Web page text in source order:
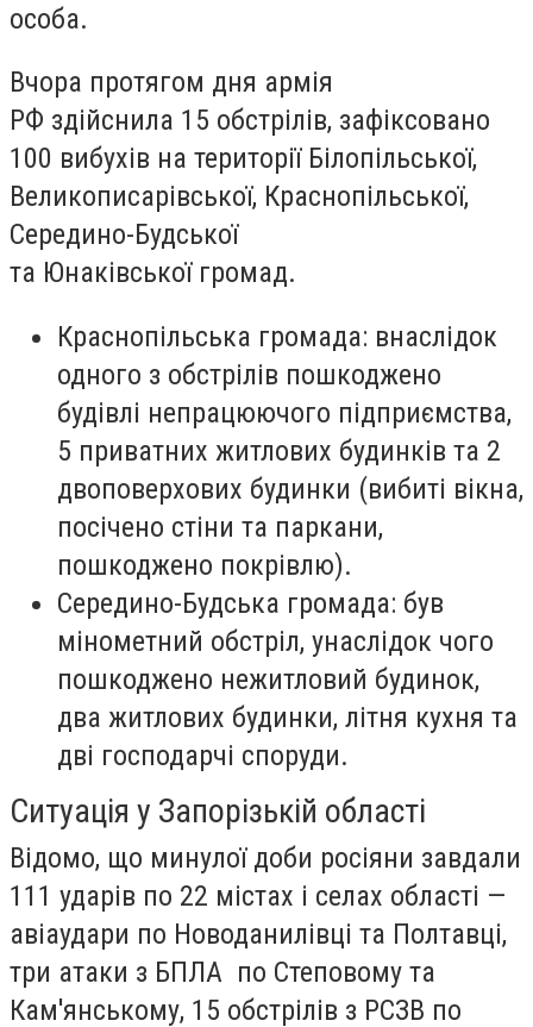
особа.
Вчора протягом дня армія
РФ здійснила 15 обстрілів, зафіксовано
100 вибухів на території Білопільської,
Великописарівської, Краснопільської,
Середино-Будської
та Юнаківської громад.
Краснопільська громада: внаслідок
одного з обстрілів пошкоджено
будівлі непрацюючого підприємства,
5 приватних житлових будинків та 2
двоповерхових будинки (вибиті вікна,
посічено стіни та паркани,
пошкоджено покрівлю).
Середино-Будська громада: був
мінометний обстріл, унаслідок чого
пошкоджено нежитловий будинок,
два житлових будинки, літня кухня та
дві господарчі споруди.
Ситуація у Запорізькій області
Відомо, що минулої доби росіяни завдали
111 ударів по 22 містах і селах області —
авіаудари по Новоданилівці та Полтавці,
три атаки з БПЛА по Степовому та
Кам'янському, 15 обстрілів з РСЗВ по